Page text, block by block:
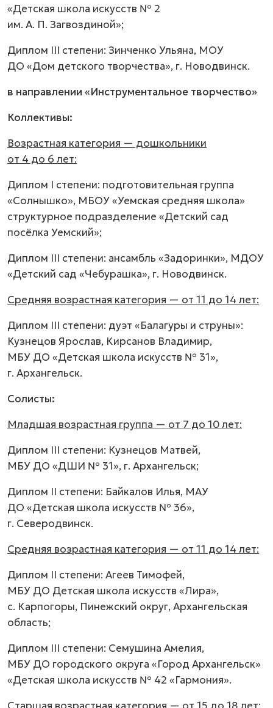
«Детская школа искусств № 2
им. А. П. Загвоздиной»;
Диплом III степени: Зинченко Ульяна, МОУ
ДО «Дом детского творчества», г. Новодвинск.
в направлении «Инструментальное творчество»
Коллективы:
Возрастная категория — дошкольники
от 4 до 6 лет:
Диплом I степени: подготовительная группа
«Солнышко», МБОУ «Уемская средняя школа»
структурное подразделение «Детский сад
посёлка Уемский»;
Диплом III степени: ансамбль «Задоринки», МДОУ
«Детский сад «Чебурашка», г. Новодвинск.
Средняя возрастная категория — от 11 до 14 лет:
Диплом III степени: дуэт «Балагуры и струны»:
Кузнецов Ярослав, Кирсанов Владимир,
МБУ ДО «Детская школа искусств № 31»,
г. Архангельск.
Солисты:
Младшая возрастная группа — от 7 до 10 лет:
Диплом III степени: Кузнецов Матвей,
МБУ ДО «ДШИ № 31», г. Архангельск;
Диплом II степени: Байкалов Илья, МАУ
ДО «Детская школа искусств № 36»,
г. Северодвинск.
Средняя возрастная категория — от 11 до 14 лет:
Диплом II степени: Агеев Тимофей,
МБУ ДО Детская школа искусств «Лира»,
с. Карпогоры, Пинежский округ, Архангельская
область;
Диплом III степени: Семушина Амелия,
МБУ ДО городского округа «Город Архангельск»
«Детская школа искусств № 42 «Гармония».